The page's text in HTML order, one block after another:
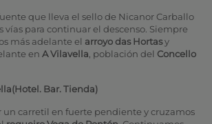
que lleva el sello de Nicanor Carballo
vías para continuar el descenso. Siempre
más adelante el arroyo das Hortasy
en A Vilavella , población del Concello
(Hotel. Bar. Tienda)
un carretil en fuerte pendiente y cruzamos